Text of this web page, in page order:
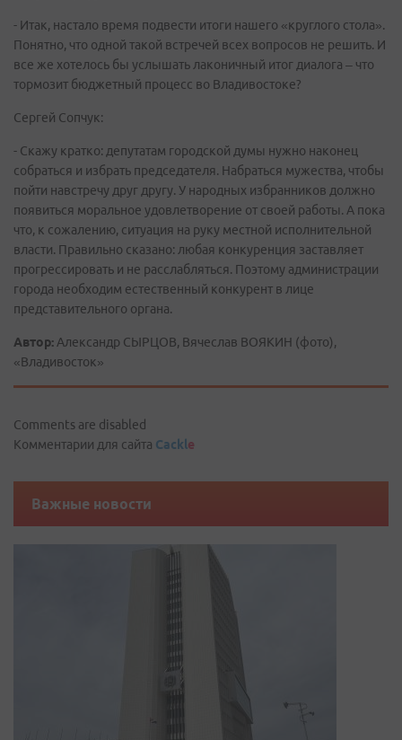
- Итак, настало время подвести итоги нашего «круглого стола».
Понятно, что одной такой встречей всех вопросов не решить. И
все же хотелось бы услышать лаконичный итог диалога – что
тормозит бюджетный процесс во Владивостоке?
Сергей Сопчук:
- Скажу кратко: депутатам городской думы нужно наконец
собраться и избрать председателя. Набраться мужества, чтобы
пойти навстречу друг другу. У народных избранников должно
появиться моральное удовлетворение от своей работы. А пока
что, к сожалению, ситуация на руку местной исполнительной
власти. Правильно сказано: любая конкуренция заставляет
прогрессировать и не расслабляться. Поэтому администрации
города необходим естественный конкурент в лице
представительного органа.
Автор: Александр СЫРЦОВ, Вячеслав ВОЯКИН (фото),
«Владивосток»
Comments are disabled
Комментарии для сайта Cackle
Важные новости